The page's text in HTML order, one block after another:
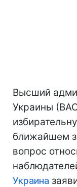
Высший
Украины
ближайшем
вопрос
Украина